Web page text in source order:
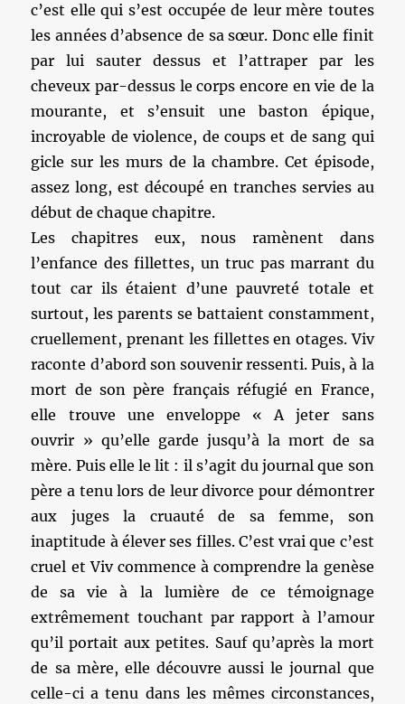
c’est elle qui s’est occupée de leur mère toutes
les années d’absence de sa sœur. Donc elle finit
par lui sauter dessus et l’attraper par les
cheveux par-dessus le corps encore en vie de la
mourante, et s’ensuit une baston épique,
incroyable de violence, de coups et de sang qui
gicle sur les murs de la chambre. Cet épisode,
assez long, est découpé en tranches servies au
début de chaque chapitre.
Les chapitres eux, nous ramènent dans
l’enfance des fillettes, un truc pas marrant du
tout car ils étaient d’une pauvreté totale et
surtout, les parents se battaient constamment,
cruellement, prenant les fillettes en otages. Viv
raconte d’abord son souvenir ressenti. Puis, à la
mort de son père français réfugié en France,
elle trouve une enveloppe « A jeter sans
ouvrir » qu’elle garde jusqu’à la mort de sa
mère. Puis elle le lit : il s’agit du journal que son
père a tenu lors de leur divorce pour démontrer
aux juges la cruauté de sa femme, son
inaptitude à élever ses filles. C’est vrai que c’est
cruel et Viv commence à comprendre la genèse
de sa vie à la lumière de ce témoignage
extrêmement touchant par rapport à l’amour
qu’il portait aux petites. Sauf qu’après la mort
de sa mère, elle découvre aussi le journal que
celle-ci a tenu dans les mêmes circonstances,